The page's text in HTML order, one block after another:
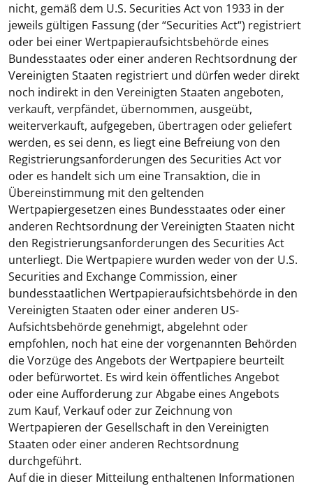
nicht, gemäß dem U.S. Securities Act von 1933 in der
jeweils gültigen Fassung (der “Securities Act“) registriert
oder bei einer Wertpapieraufsichtsbehörde eines
Bundesstaates oder einer anderen Rechtsordnung der
Vereinigten Staaten registriert und dürfen weder direkt
noch indirekt in den Vereinigten Staaten angeboten,
verkauft, verpfändet, übernommen, ausgeübt,
weiterverkauft, aufgegeben, übertragen oder geliefert
werden, es sei denn, es liegt eine Befreiung von den
Registrierungsanforderungen des Securities Act vor
oder es handelt sich um eine Transaktion, die in
Übereinstimmung mit den geltenden
Wertpapiergesetzen eines Bundesstaates oder einer
anderen Rechtsordnung der Vereinigten Staaten nicht
den Registrierungsanforderungen des Securities Act
unterliegt. Die Wertpapiere wurden weder von der U.S.
Securities and Exchange Commission, einer
bundesstaatlichen Wertpapieraufsichtsbehörde in den
Vereinigten Staaten oder einer anderen US-
Aufsichtsbehörde genehmigt, abgelehnt oder
empfohlen, noch hat eine der vorgenannten Behörden
die Vorzüge des Angebots der Wertpapiere beurteilt
oder befürwortet. Es wird kein öffentliches Angebot
oder eine Aufforderung zur Abgabe eines Angebots
zum Kauf, Verkauf oder zur Zeichnung von
Wertpapieren der Gesellschaft in den Vereinigten
Staaten oder einer anderen Rechtsordnung
durchgeführt.
Auf die in dieser Mitteilung enthaltenen Informationen